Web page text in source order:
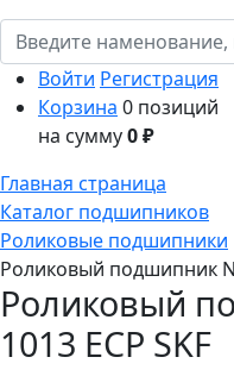
Войти Регистрация
Корзина 0 позиций
на сумму0 ₽
Главная страница
Каталог подшипников
Роликовые подшипники
Роликовый подшипник
Роликовый
1013 ECP SKF